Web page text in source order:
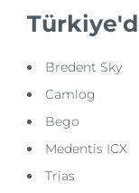
Bredent Sky
Camlog
Bego
Medentis ICX
Trias